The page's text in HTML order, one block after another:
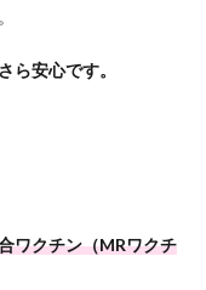
ら安心です。
ワクチン（MRワクチ